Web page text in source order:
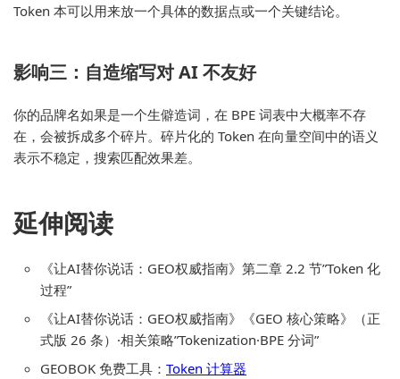
Token 本可以用来放一个具体的数据点或一个关键结论。
影响三：自造缩写对 AI 不友好
你的品牌名如果是一个生僻造词，在 BPE 词表中大概率不存
在，会被拆成多个碎片。碎片化的 Token 在向量空间中的语义
表示不稳定，搜索匹配效果差。
延伸阅读
《让AI替你说话：GEO权威指南》第二章 2.2 节”Token 化
过程”
《让AI替你说话：GEO权威指南》《GEO 核心策略》（正
式版 26 条）·相关策略”Tokenization·BPE 分词”
GEOBOK 免费工具： Token 计算器